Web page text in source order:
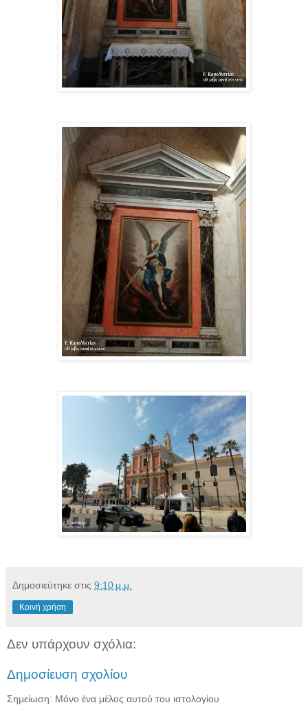
Δημοσιεύτηκε στις 9:10 μ.μ.
Κοινή χρήση
Δεν υπάρχουν σχόλια:
Δημοσίευση σχολίου
Σημείωση: Μόνο ένα μέλος αυτού του ιστολογίου